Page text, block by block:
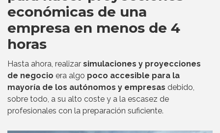
económicas de una
empresa en menos de 4
horas
Hasta ahora, realizar simulaciones y proyecciones
de negocio era algo poco accesible para la
mayoría de los autónomos y empresas debido,
sobre todo, a su alto coste y a la escasez de
profesionales con la preparación suficiente.